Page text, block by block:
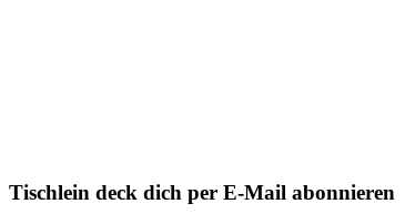
Tischlein deck dich per E-Mail abonnieren